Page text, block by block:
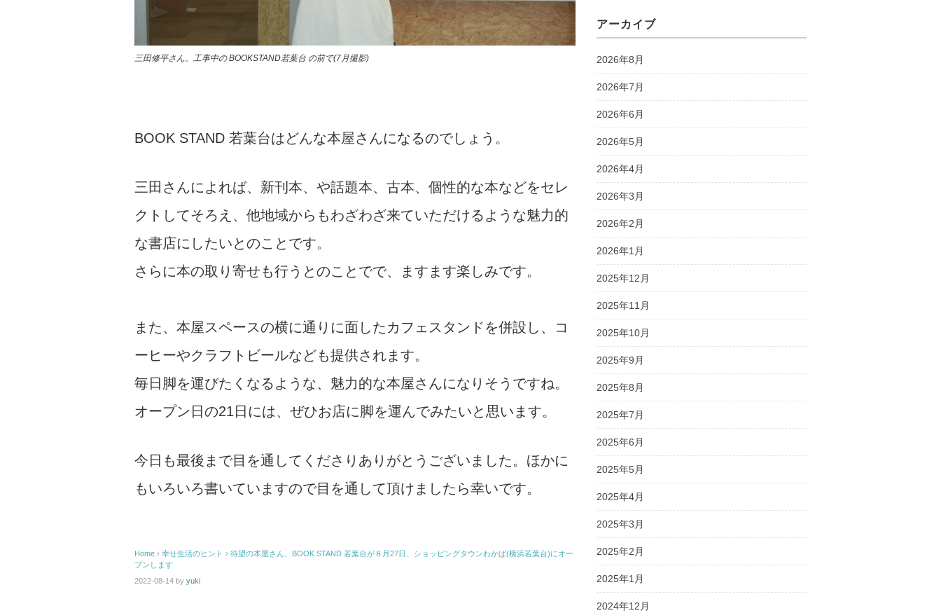
三田修平さん。工事中の BOOKSTAND若葉台 の前で(7月撮影)
BOOK STAND 若葉台はどんな本屋さんになるのでしょう。
三田さんによれば、新刊本、や話題本、古本、個性的な本などをセレ
クトしてそろえ、他地域からもわざわざ来ていただけるような魅力的
な書店にしたいとのことです。
さらに本の取り寄せも行うとのことでで、ますます楽しみです。
また、本屋スペースの横に通りに面したカフェスタンドを併設し、コ
ーヒーやクラフトビールなども提供されます。
毎日脚を運びたくなるような、魅力的な本屋さんになりそうですね。
オープン日の21日には、ぜひお店に脚を運んでみたいと思います。
今日も最後まで目を通してくださりありがとうございました。ほかに
もいろいろ書いていますので目を通して頂けましたら幸いです。
Home › 幸せ生活のヒント › 待望の本屋さん、BOOK STAND 若葉台が８月27日、ショッピングタウンわかば(横浜若葉台)にオー
プンします
2022-08-14 by yuki
アーカイブ
2026年8月
2026年7月
2026年6月
2026年5月
2026年4月
2026年3月
2026年2月
2026年1月
2025年12月
2025年11月
2025年10月
2025年9月
2025年8月
2025年7月
2025年6月
2025年5月
2025年4月
2025年3月
2025年2月
2025年1月
2024年12月